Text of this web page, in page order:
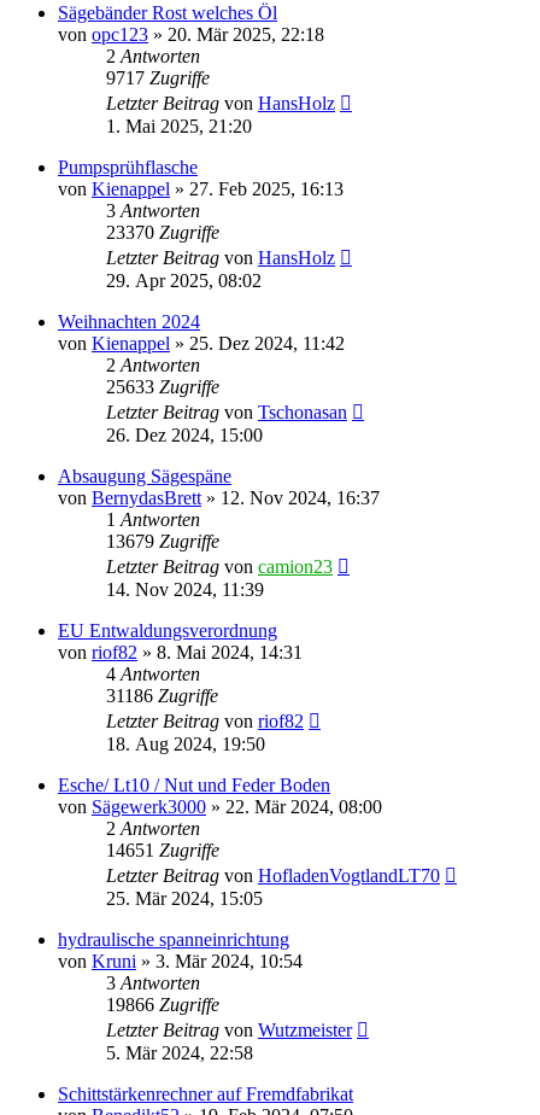
Sägebänder Rost welches Öl
von opc123 » 20. Mär 2025, 22:18
2 Antworten
9717 Zugriffe
Letzter Beitrag von HansHolz
1. Mai 2025, 21:20
Pumpsprühflasche
von Kienappel » 27. Feb 2025, 16:13
3 Antworten
23370 Zugriffe
Letzter Beitrag von HansHolz
29. Apr 2025, 08:02
Weihnachten 2024
von Kienappel » 25. Dez 2024, 11:42
2 Antworten
25633 Zugriffe
Letzter Beitrag von Tschonasan
26. Dez 2024, 15:00
Absaugung Sägespäne
von BernydasBrett » 12. Nov 2024, 16:37
1 Antworten
13679 Zugriffe
Letzter Beitrag von camion23
14. Nov 2024, 11:39
EU Entwaldungsverordnung
von riof82 » 8. Mai 2024, 14:31
4 Antworten
31186 Zugriffe
Letzter Beitrag von riof82
18. Aug 2024, 19:50
Esche/ Lt10 / Nut und Feder Boden
von Sägewerk3000 » 22. Mär 2024, 08:00
2 Antworten
14651 Zugriffe
Letzter Beitrag von HofladenVogtlandLT70
25. Mär 2024, 15:05
hydraulische spanneinrichtung
von Kruni » 3. Mär 2024, 10:54
3 Antworten
19866 Zugriffe
Letzter Beitrag von Wutzmeister
5. Mär 2024, 22:58
Schittstärkenrechner auf Fremdfabrikat